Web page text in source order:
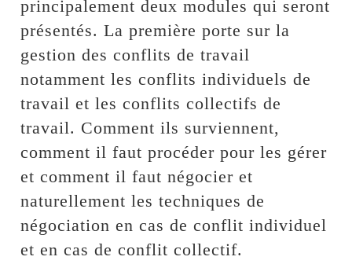
principalement deux modules qui seront
présentés. La première porte sur la
gestion des conflits de travail
notamment les conflits individuels de
travail et les conflits collectifs de
travail. Comment ils surviennent,
comment il faut procéder pour les gérer
et comment il faut négocier et
naturellement les techniques de
négociation en cas de conflit individuel
et en cas de conflit collectif.